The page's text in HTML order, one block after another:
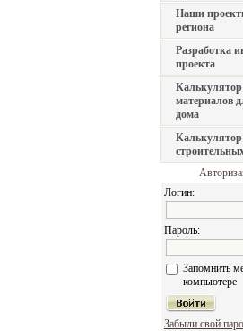
Наши
региона
Разработка
проекта
Калькулятор
материалов
дома
Калькулятор
Логин:
Пароль:
Запомнить
компьютере
Забыли свой